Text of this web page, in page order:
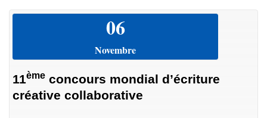
06
Novembre
11ème concours mondial d’écriture
créative collaborative